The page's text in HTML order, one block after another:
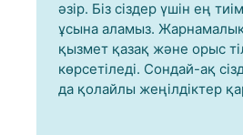
әзір. Біз сіздер үшін ең
ұсына аламыз.
қызмет қазақ және орыс
көрсетіледі. Сондай-ақ
да қолайлы жеңілдіктер